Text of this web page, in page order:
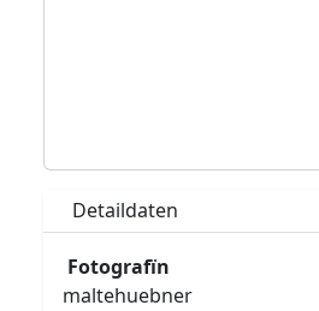
Detaildaten
Fotografïn
maltehuebner